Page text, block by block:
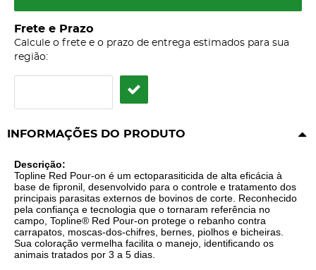
Frete e Prazo
Calcule o frete e o prazo de entrega estimados para sua
região:
INFORMAÇÕES DO PRODUTO
Descrição:
Topline Red Pour-on é um ectoparasiticida de alta eficácia à
base de fipronil, desenvolvido para o controle e tratamento dos
principais parasitas externos de bovinos de corte. Reconhecido
pela confiança e tecnologia que o tornaram referência no
campo, Topline® Red Pour-on protege o rebanho contra
carrapatos, moscas-dos-chifres, bernes, piolhos e bicheiras.
Sua coloração vermelha facilita o manejo, identificando os
animais tratados por 3 a 5 dias.